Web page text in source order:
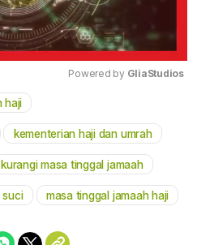
Powered by GliaStudios
haji
kementerian haji dan umrah
kurangi masa tinggal jamaah
suci masa tinggal jamaah haji